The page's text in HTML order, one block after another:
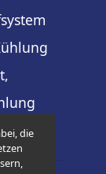
die